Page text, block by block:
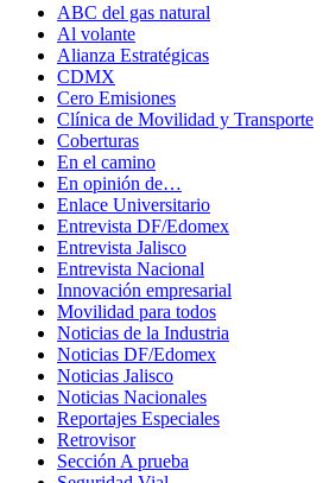
ABC del gas natural
Al volante
Alianza Estratégicas
CDMX
Cero Emisiones
Clínica de Movilidad y Transporte
Coberturas
En el camino
En opinión de…
Enlace Universitario
Entrevista DF/Edomex
Entrevista Jalisco
Entrevista Nacional
Innovación empresarial
Movilidad para todos
Noticias de la Industria
Noticias DF/Edomex
Noticias Jalisco
Noticias Nacionales
Reportajes Especiales
Retrovisor
Sección A prueba